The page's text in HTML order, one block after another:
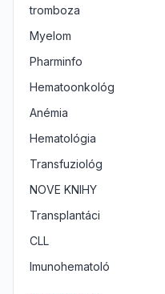
tromboza
Myelom
Pharminfo
Hematoonkológ
Anémia
Hematológia
Transfuziológ
NOVE KNIHY
Transplantáci
CLL
Imunohematoló